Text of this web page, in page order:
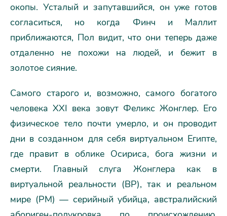
окопы. Усталый и запутавшийся, он уже готов
согласиться, но когда Финч и Маллит
приближаются, Пол видит, что они теперь даже
отдаленно не похожи на людей, и бежит в
золотое сияние.
Самого старого и, возможно, самого богатого
человека ХХI века зовут Феликс Жонглер. Его
физическое тело почти умерло, и он проводит
дни в созданном для себя виртуальном Египте,
где правит в облике Осириса, бога жизни и
смерти. Главный слуга Жонглера как в
виртуальной реальности (ВР), так и реальном
мире (РМ) — серийный убийца, австралийский